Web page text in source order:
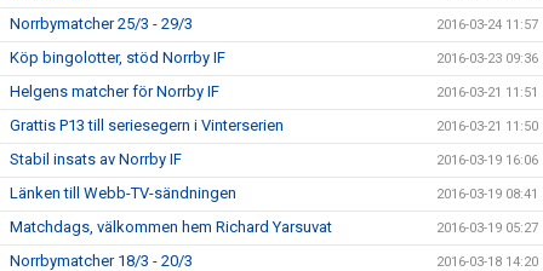
Norrbymatcher 25/3 - 29/3 2016-03-24 11:57
Köp bingolotter, stöd Norrby IF 2016-03-23 09:36
Helgens matcher för Norrby IF 2016-03-21 11:51
Grattis P13 till seriesegern i Vinterserien 2016-03-21 11:50
Stabil insats av Norrby IF 2016-03-19 16:06
Länken till Webb-TV-sändningen 2016-03-19 08:41
Matchdags, välkommen hem Richard Yarsuvat 2016-03-19 05:27
Norrbymatcher 18/3 - 20/3 2016-03-18 14:20